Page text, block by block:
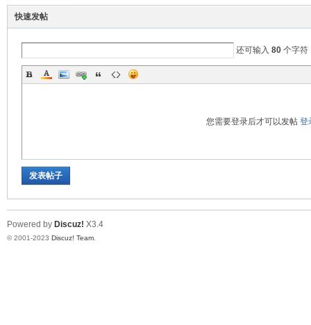
文快速发帖
还可输入 80个字符
您需要登录后才可以发帖 登
发表帖子
Powered by Discuz! X3.4
© 2001-2023 Discuz! Team.